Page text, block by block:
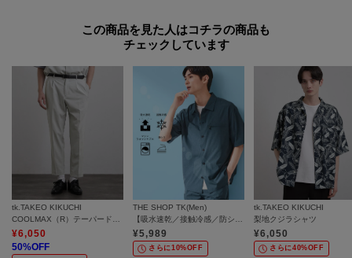
この商品を見た人はコチラの商品も
チェックしています
tk.TAKEO KIKUCHI
COOLMAX（R）テーパードスラックス
¥6,050
50%OFF
THE SHOP TK(Men)
【吸水速乾／接触冷感／防シワ／マシンウォッシャブル】ハイドロクール 半袖シャツ
¥5,989
さらに10%OFF
tk.TAKEO KIKUCHI
梨地クジラシャツ
¥6,050
さらに40%OFF